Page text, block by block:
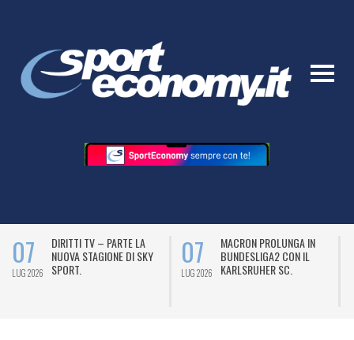
07
LUG 2026
DIRITTI TV – PARTE LA
NUOVA STAGIONE DI SKY
SPORT.
07
LUG 2026
MACRON PROLUNGA IN
BUNDESLIGA2 CON IL
KARLSRUHER SC.